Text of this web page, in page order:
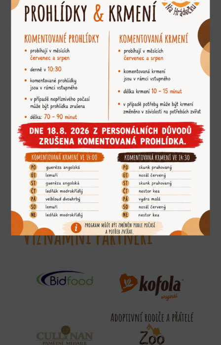
Jsme členem
Významní partneři